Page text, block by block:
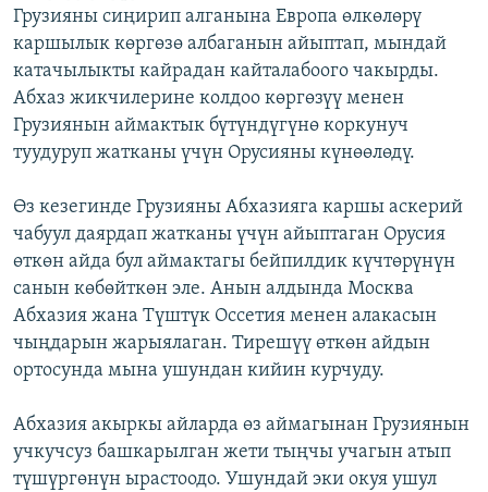
Грузияны сиңирип алганына Европа өлкөлөрү
каршылык көргөзө албаганын айыптап, мындай
катачылыкты кайрадан кайталабоого чакырды.
Абхаз жикчилерине колдоо көргөзүү менен
Грузиянын аймактык бүтүндүгүнө коркунуч
туудуруп жатканы үчүн Орусияны күнөөлөдү.
Өз кезегинде Грузияны Абхазияга каршы аскерий
чабуул даярдап жатканы үчүн айыптаган Орусия
өткөн айда бул аймактагы бейпилдик күчтөрүнүн
санын көбөйткөн эле. Анын алдында Москва
Абхазия жана Түштүк Оссетия менен алакасын
чыңдарын жарыялаган. Тирешүү өткөн айдын
ортосунда мына ушундан кийин курчуду.
Абхазия акыркы айларда өз аймагынан Грузиянын
учкучсуз башкарылган жети тыңчы учагын атып
түшүргөнүн ырастоодо. Ушундай эки окуя ушул